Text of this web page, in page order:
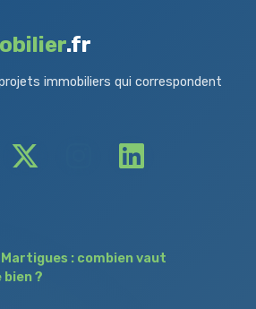
.fr
immobiliers qui correspondent
: combien vaut
?